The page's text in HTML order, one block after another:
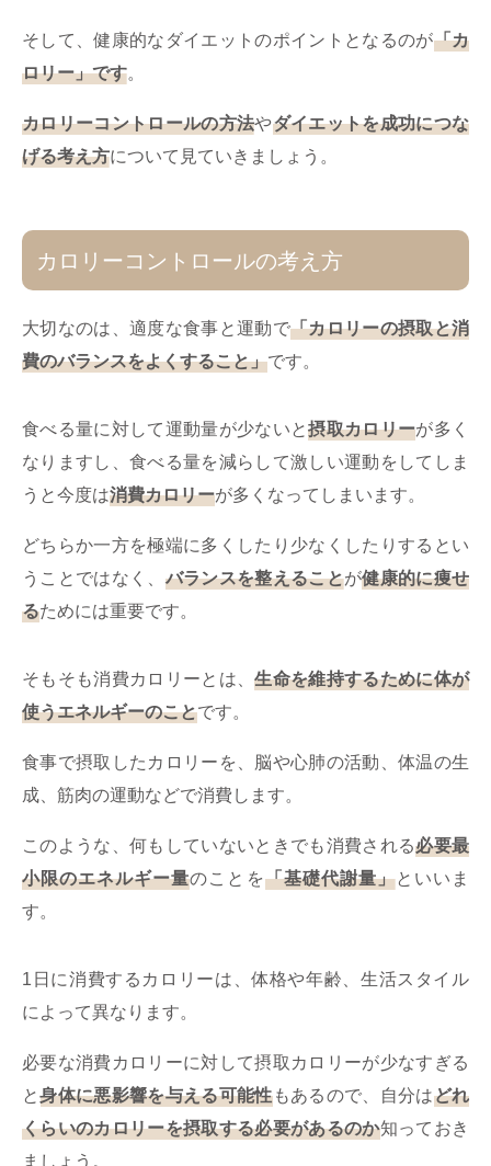
そして、健康的なダイエットのポイントとなるのが「カ
ロリー」です。
カロリーコントロールの方法やダイエットを成功につな
げる考え方について見ていきましょう。
カロリーコントロールの考え方
大切なのは、適度な食事と運動で「カロリーの摂取と消
費のバランスをよくすること」です。
食べる量に対して運動量が少ないと摂取カロリーが多く
なりますし、食べる量を減らして激しい運動をしてしま
うと今度は消費カロリーが多くなってしまいます。
どちらか一方を極端に多くしたり少なくしたりするとい
うことではなく、 バランスを整えることが健康的に痩せ
るためには重要です。
そもそも消費カロリーとは、生命を維持するために体が
使うエネルギーのことです。
食事で摂取したカロリーを、脳や心肺の活動、体温の生
成、筋肉の運動などで消費します。
このような、何もしていないときでも消費される必要最
小限のエネルギー量のことを「基礎代謝量」といいま
す。
1日に消費するカロリーは、体格や年齢、生活スタイル
によって異なります。
必要な消費カロリーに対して摂取カロリーが少なすぎる
と身体に悪影響を与える可能性もあるので、自分はどれ
くらいのカロリーを摂取する必要があるのか知っておき
ましょう。